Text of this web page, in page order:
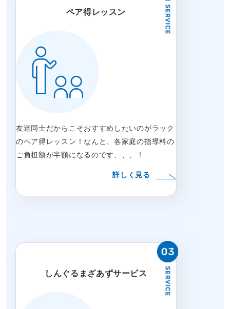
ペア得レッスン
友達同士だからこそおすすめしたいのがラック
のペア得レッスン！なんと、各家庭の指導料の
ご負担額が半額になるのです、、、！
詳しく見る
しんぐるまざあずサービス